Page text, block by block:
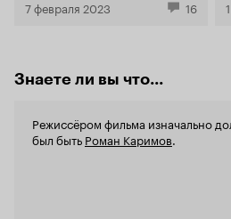
7 февраля 2023 16
Знаете ли вы что...
Режиссёром фильма изначально
был быть Роман Каримов